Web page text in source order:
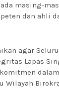
masing-
dan ahli
agar
Lapas
Wilayah